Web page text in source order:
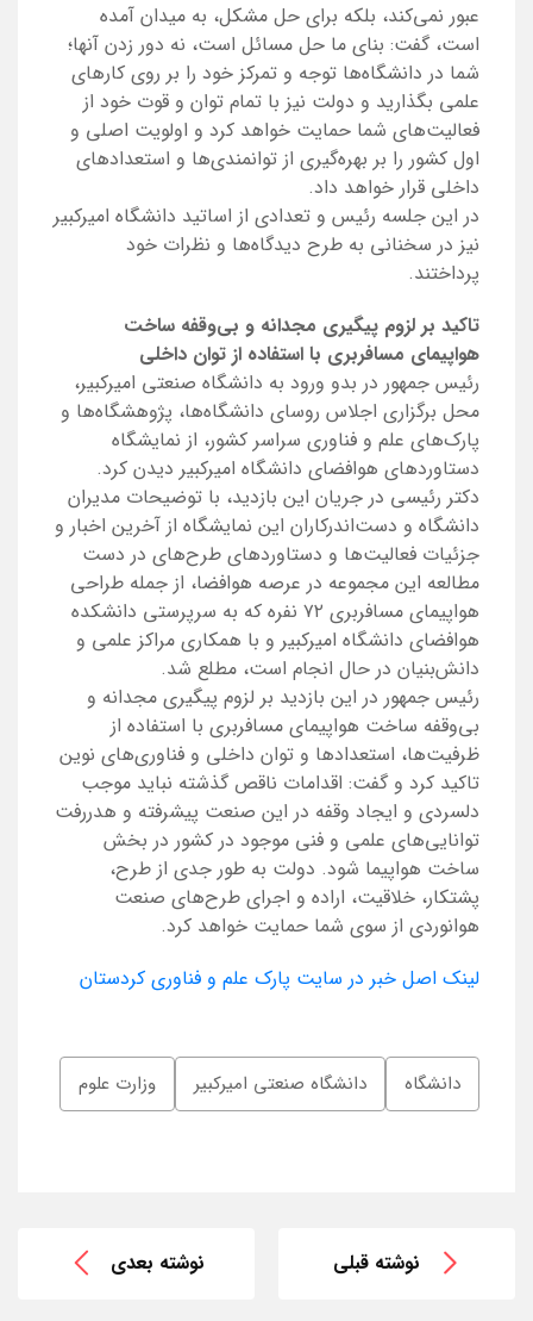
عبور نمی‌کند، بلکه برای حل مشکل، به میدان آمده
است، گفت: بنای ما حل مسائل است، نه دور زدن آنها؛
شما در دانشگاه‌ها توجه و تمرکز خود را بر روی کارهای
علمی بگذارید و دولت نیز با تمام توان و قوت خود از
فعالیت‌های شما حمایت خواهد کرد و اولویت اصلی و
اول کشور را بر بهره‌گیری از توانمندی‌ها و استعدادهای
داخلی قرار خواهد داد.
در این جلسه رئیس و تعدادی از اساتید دانشگاه امیرکبیر
نیز در سخنانی به طرح دیدگاه‌ها و نظرات خود
پرداختند.
تاکید بر لزوم پیگیری مجدانه و بی‌وقفه ساخت
هواپیمای مسافربری با استفاده از توان داخلی
رئیس جمهور در بدو ورود به دانشگاه صنعتی امیرکبیر،
محل برگزاری اجلاس روسای دانشگاه‌ها، پژوهشگاه‌ها و
پارک‌های علم و فناوری سراسر کشور، از نمایشگاه
دستاوردهای هوافضای دانشگاه امیرکبیر دیدن کرد.
دکتر رئیسی در جریان این بازدید، با توضیحات مدیران
دانشگاه و دست‌اندرکاران این نمایشگاه از آخرین اخبار و
جزئیات فعالیت‌ها و دستاوردهای طرح‌های در دست
مطالعه این مجموعه در عرصه هوافضا، از جمله طراحی
هواپیمای مسافربری ۷۲ نفره که به سرپرستی دانشکده
هوافضای دانشگاه امیرکبیر و با همکاری مراکز علمی و
دانش‌بنیان در حال انجام است، مطلع شد.
رئیس جمهور در این بازدید بر لزوم پیگیری مجدانه و
بی‌وقفه ساخت هواپیمای مسافربری با استفاده از
ظرفیت‌ها، استعدادها و توان داخلی و فناوری‌های نوین
تاکید کرد و گفت: اقدامات ناقص گذشته نباید موجب
دلسردی و ایجاد وقفه در این صنعت پیشرفته و هدررفت
توانایی‌های علمی و فنی موجود در کشور در بخش
ساخت هواپیما شود. دولت به طور جدی از طرح،
پشتکار، خلاقیت، اراده و اجرای طرح‌های صنعت
هوانوردی از سوی شما حمایت خواهد کرد.
لینک اصل خبر در سایت پارک علم و فناوری کردستان
دانشگاه دانشگاه صنعتی امیرکبیر وزارت علوم
نوشته قبلی نوشته بعدی